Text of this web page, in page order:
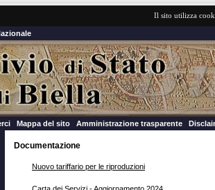
Il sito utilizza
Mappa del sito Amministrazione trasparente
Documentazione
Nuovo tariffario per le riproduzioni